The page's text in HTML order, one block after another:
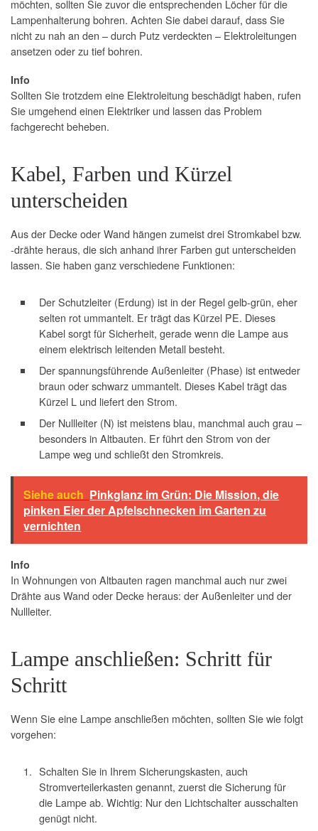
möchten, sollten Sie zuvor die entsprechenden Löcher für die
Lampenhalterung bohren. Achten Sie dabei darauf, dass Sie
nicht zu nah an den – durch Putz verdeckten – Elektroleitungen
ansetzen oder zu tief bohren.
Info
Sollten Sie trotzdem eine Elektroleitung beschädigt haben, rufen
Sie umgehend einen Elektriker und lassen das Problem
fachgerecht beheben.
Kabel, Farben und Kürzel
unterscheiden
Aus der Decke oder Wand hängen zumeist drei Stromkabel bzw.
-drähte heraus, die sich anhand ihrer Farben gut unterscheiden
lassen. Sie haben ganz verschiedene Funktionen:
Der Schutzleiter (Erdung) ist in der Regel gelb-grün, eher
selten rot ummantelt. Er trägt das Kürzel PE. Dieses
Kabel sorgt für Sicherheit, gerade wenn die Lampe aus
einem elektrisch leitenden Metall besteht.
Der spannungsführende Außenleiter (Phase) ist entweder
braun oder schwarz ummantelt. Dieses Kabel trägt das
Kürzel L und liefert den Strom.
Der Nullleiter (N) ist meistens blau, manchmal auch grau –
besonders in Altbauten. Er führt den Strom von der
Lampe weg und schließt den Stromkreis.
Siehe auch Pinkglanz im Grün: Die Mission, die
pinken Eier der Apfelschnecken im Garten zu
vernichten
Info
In Wohnungen von Altbauten ragen manchmal auch nur zwei
Drähte aus Wand oder Decke heraus: der Außenleiter und der
Nullleiter.
Lampe anschließen: Schritt für
Schritt
Wenn Sie eine Lampe anschließen möchten, sollten Sie wie folgt
vorgehen:
Schalten Sie in Ihrem Sicherungskasten, auch
Stromverteilerkasten genannt, zuerst die Sicherung für
die Lampe ab. Wichtig: Nur den Lichtschalter ausschalten
genügt nicht.